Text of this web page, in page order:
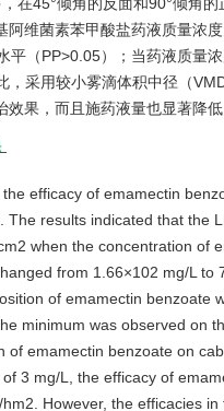
维菌素苯甲酸盐药液质量浓
（PP>0.05）；当药液质量浓
采用较小雾滴体积中径（
果，而且施药液量也显著降低
efficacy of emamectin
results indicated that the
when the concentration of
from 1.66×102 mg/L to
of emamectin benzoate
minimum was observed on
of emamectin benzoate on
3 mg/L, the efficacy of
However, the efficacies in